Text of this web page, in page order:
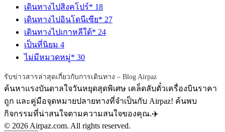
เดินทางไปสิงคโปร์* 18
เดินทางไปอินโดนีเซีย* 27
เดินทางไปเกาหลีใต้* 24
เป็นที่นิยม 4
ไม่มีหมวดหมู่* 30
รับข่าวสารล่าสุดเกี่ยวกับการเดินทาง – Blog Airpaz
ค้นหาแรงบันดาลใจวันหยุดสุดพิเศษ เคล็ดลับตั๋วเครื่องบินราคา
ถูก และคู่มือจุดหมายปลายทางที่จำเป็นกับ Airpaz! ค้นพบ
กิจกรรมที่น่าสนใจตามความสนใจของคุณ.✈️
© 2026 Airpaz.com. All rights reserved.